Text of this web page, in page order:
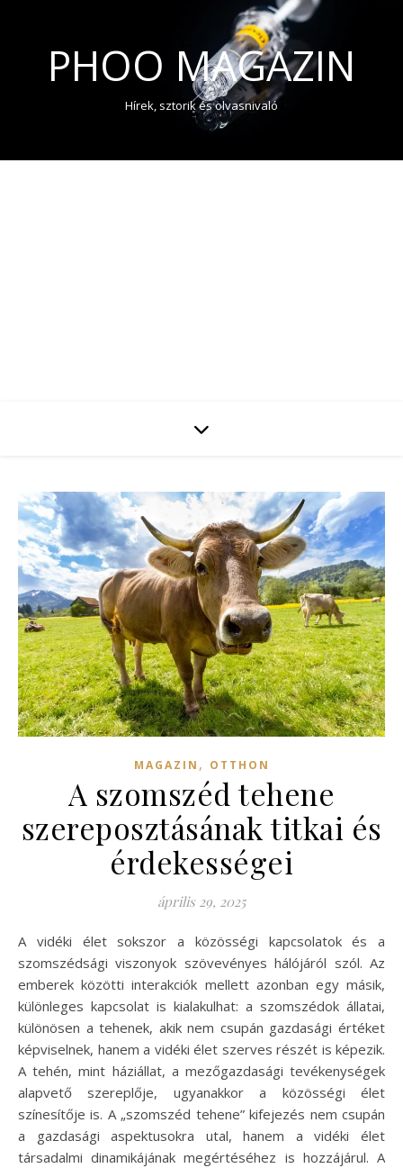
PHOO MAGAZIN
Hírek, sztorik és olvasnivaló
MAGAZIN , OTTHON
A szomszéd tehene
szereposztásának titkai és
érdekességei
április 29, 2025
A vidéki élet sokszor a közösségi kapcsolatok és a
szomszédsági viszonyok szövevényes hálójáról szól. Az
emberek közötti interakciók mellett azonban egy másik,
különleges kapcsolat is kialakulhat: a szomszédok állatai,
különösen a tehenek, akik nem csupán gazdasági értéket
képviselnek, hanem a vidéki élet szerves részét is képezik.
A tehén, mint háziállat, a mezőgazdasági tevékenységek
alapvető szereplője, ugyanakkor a közösségi élet
színesítője is. A „szomszéd tehene” kifejezés nem csupán
a gazdasági aspektusokra utal, hanem a vidéki élet
társadalmi dinamikájának megértéséhez is hozzájárul. A